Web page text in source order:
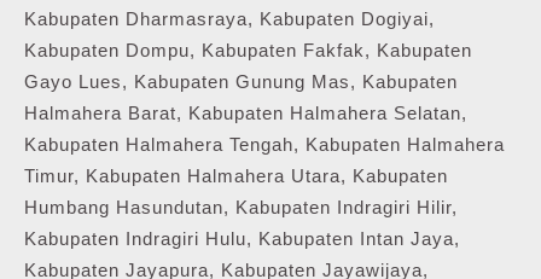
Kabupaten Dharmasraya, Kabupaten Dogiyai,
Kabupaten Dompu, Kabupaten Fakfak, Kabupaten
Gayo Lues, Kabupaten Gunung Mas, Kabupaten
Halmahera Barat, Kabupaten Halmahera Selatan,
Kabupaten Halmahera Tengah, Kabupaten Halmahera
Timur, Kabupaten Halmahera Utara, Kabupaten
Humbang Hasundutan, Kabupaten Indragiri Hilir,
Kabupaten Indragiri Hulu, Kabupaten Intan Jaya,
Kabupaten Jayapura, Kabupaten Jayawijaya,